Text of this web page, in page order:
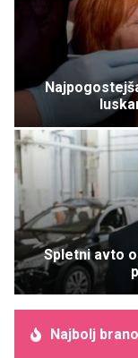
Spletni avto
Najbolj brano